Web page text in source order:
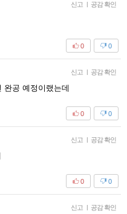
신고 | 공감 확인
0
0
신고 | 공감 확인
완공 예정이랬는데
0
0
신고 | 공감 확인
0
0
신고 | 공감 확인